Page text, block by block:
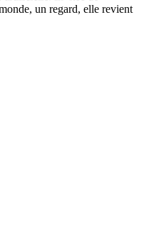
un regard, elle revient